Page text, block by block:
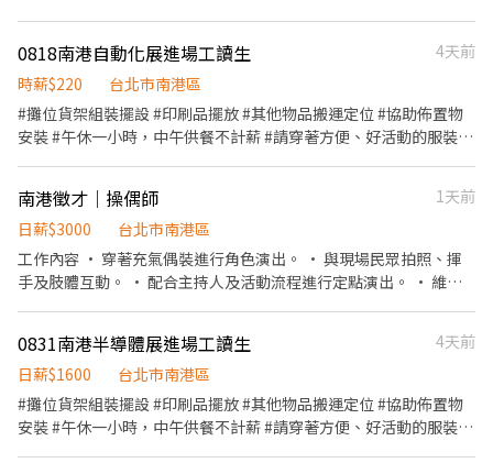
三段174號 台北動物園三店📍台北市文山區新光路二段30號 .˚⊹ ⁺‧
【超級亮點】 ‧⁺ ⊹˚. 💼 勞保・勞退・團保 ⛽ 汽機車油資補貼 🔧 汽
機車修繕補貼 🤝 推薦好友獎金 $600/人 📆 國定假日上班享雙倍薪資
💥 .˚⊹ ⁺‧ 【 想聯繫我】 ‧⁺ ⊹˚. ☝️ 點選【立即應徵】我會速度回覆
你！ ✌️ 或加入 🅻🅸🅽🅴：https://lin.ee/8rsUSDv 🤟 留言「姓名＋
電話＋截圖職缺」就能聯繫上～ 若想參考其他職缺，可以到我的
Threads，看更多更多的職缺喔♬ My Threads：tsaipei_ruby
https://reurl.cc/7b2vad 別害羞❌別害怕❌找工作聯繫我⭕
合格教師、幼兒園教保員、助理教保員。 2.曾依中小學兼任代課及
代理教師聘任辦法或國民中小學教學支援工作人員聘任辦法聘任之
教師。但教學支援工作人員為高級中等以下學校畢業者，應經直轄
市、縣（市）政府教育、社政或勞工相關機關自行或委託辦理之一
及少年福利機構專業人員資格。但不包括保母人員。 5.高級中等以
上學校畢業，並經直轄市、縣（市）教育、社政或勞工等相關單位
訓。
0818南港自動化展進場工讀生
4天前
時薪$220
台北市南港區
#攤位貨架組裝擺設 #印刷品擺放 #其他物品搬運定位 #協助佈置物
安裝 #午休一小時，中午供餐不計薪 #請穿著方便、好活動的服裝 #
南港徵才｜操偶師
1天前
日薪$3000
台北市南港區
工作內容 • 穿著充氣偶裝進行角色演出。 • 與現場民眾拍照、揮
手及肢體互動。 • 配合主持人及活動流程進行定點演出。 • 維持
個性活潑，肢體表現力佳。 • 可接受穿著大型充氣偶裝進行活動。
• 工作時需保持角色狀態，不可自行掀開頭套。 • 有操偶、舞蹈、
表演或帶動跳經驗者優先。 • 無幽閉恐懼、呼吸或心血管相關不適
者為佳。 休息安排 • 原則上每整點安排休息約 20 分鐘。 • 實際演
0831南港半導體展進場工讀生
4天前
日薪$1600
台北市南港區
#攤位貨架組裝擺設 #印刷品擺放 #其他物品搬運定位 #協助佈置物
安裝 #午休一小時，中午供餐不計薪 #請穿著方便、好活動的服裝 #